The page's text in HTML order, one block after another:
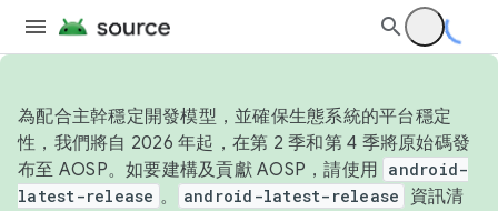
為配合主幹穩定開發模型，並確保生態系統的平台穩定
性，我們將自 2026 年起，在第 2 季和第 4 季將原始碼發
布至 AOSP。如要建構及貢獻 AOSP，請使用 android-
latest-release 。 android-latest-release
資訊清